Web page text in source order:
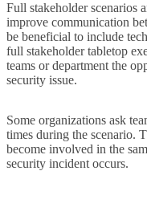
Full stakeholder scenarios
improve communication
be beneficial to include
full stakeholder tabletop
teams or department the
security issue.
Some organizations ask
times during the scenario.
become involved in the
security incident occurs.